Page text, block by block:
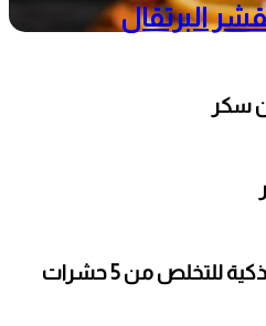
البرتقال
سكر
من دون كيماويات.. خطط ذكية للتخلص من 5 حشرات